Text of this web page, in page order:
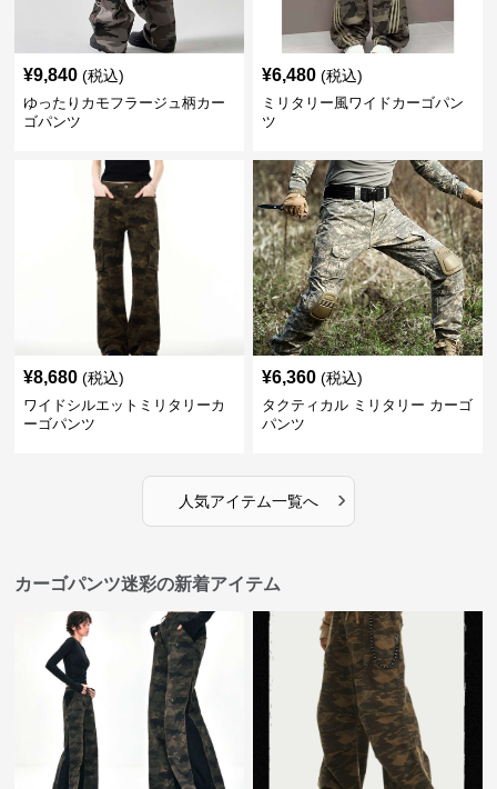
¥9,840 (税込)
ゆったりカモフラージュ柄カー
ゴパンツ
¥6,480 (税込)
ミリタリー風ワイドカーゴパン
ツ
¥8,680 (税込)
ワイドシルエットミリタリーカ
ーゴパンツ
¥6,360 (税込)
タクティカル ミリタリー カーゴ
パンツ
人気アイテム一覧へ ›
カーゴパンツ迷彩の新着アイテム